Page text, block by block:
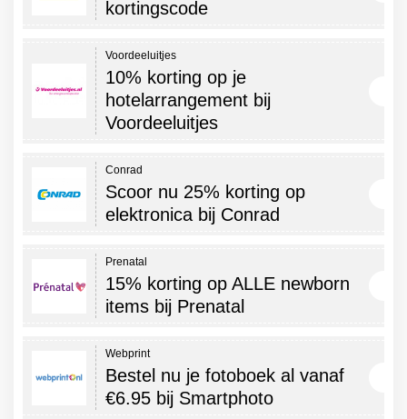
kortingscode
Voordeeluitjes
10% korting op je
hotelarrangement bij
Voordeeluitjes
Conrad
Scoor nu 25% korting op
elektronica bij Conrad
Prenatal
15% korting op ALLE newborn
items bij Prenatal
Webprint
Bestel nu je fotoboek al vanaf
€6.95 bij Smartphoto